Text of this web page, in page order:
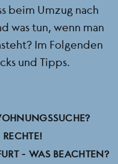
beim Umzug nach
was tun, wenn man
Im Folgenden
und Tipps.
- WAS BEACHTEN?